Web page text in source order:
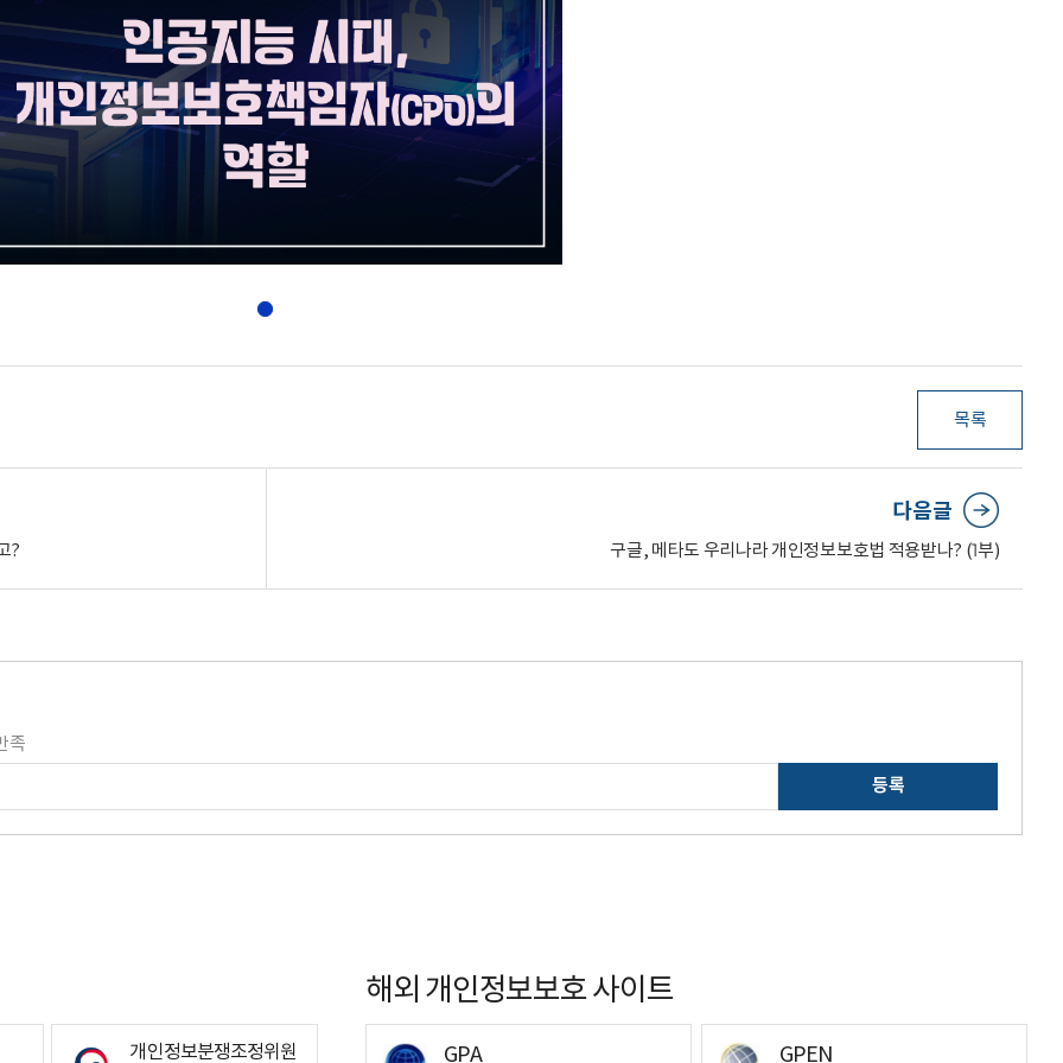
목록
?
다음글
구글, 메타도 우리나라 개인정보보호법 적용받나? (1부)
족
등록
개인정보분쟁조정위원
해외 개인정보보호 사이트
GPA GPEN